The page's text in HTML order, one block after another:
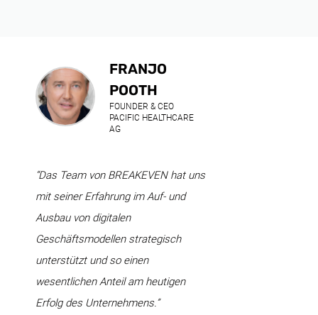
“Das Team von BREAKEVEN hat uns
mit seiner Erfahrung im Auf- und
Ausbau von digitalen
Geschäftsmodellen strategisch
unterstützt und so einen
wesentlichen Anteil am heutigen
Erfolg des Unternehmens.”
FRANJO
POOTH
FOUNDER & CEO
PACIFIC HEALTHCARE
AG